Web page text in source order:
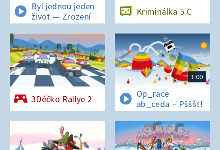
Byl jednou jeden
život — Zrození
Kriminálka 5.C
3Déčko Rallye 2
1:00
Op_race
ab_ceda – Pšššt!